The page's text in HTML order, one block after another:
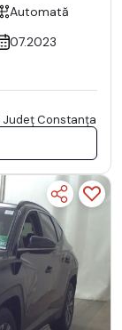
Automată
07.2023
Constanţa